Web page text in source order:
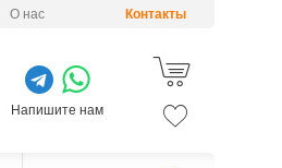
О нас Контакты
Напишите нам